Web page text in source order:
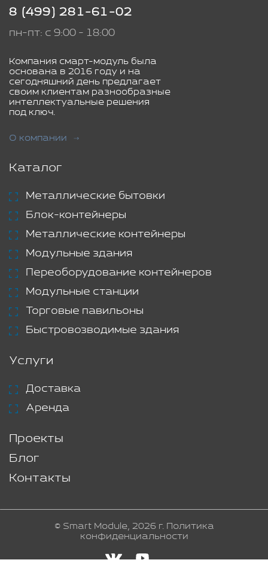
8 (499) 281-61-02
пн-пт: с 9:00 - 18:00
Компания смарт-модуль была
основана в 2016 году и на
сегодняшний день предлагает
своим клиентам разнообразные
интеллектуальные решения
под ключ.
О компании
Каталог
Металлические бытовки
Блок-контейнеры
Металлические контейнеры
Модульные здания
Переоборудование контейнеров
Модульные станции
Торговые павильоны
Быстровозводимые здания
Услуги
Доставка
Аренда
Проекты
Блог
Контакты
© Smart Module, 2026 г. Политика
конфиденциальности